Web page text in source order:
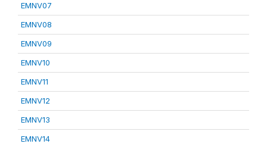
EMNV07
EMNV08
EMNV09
EMNV10
EMNV11
EMNV12
EMNV13
EMNV14